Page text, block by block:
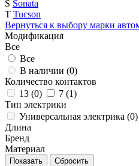
S Sonata
T Tucson
Вернуться к выбору марки
Модификация
Все
Все
В наличии (0)
Количество контактов
13 (0) 7 (1)
Тип электрики
Универсальная электрика (0)
Длина
Бренд
Материал